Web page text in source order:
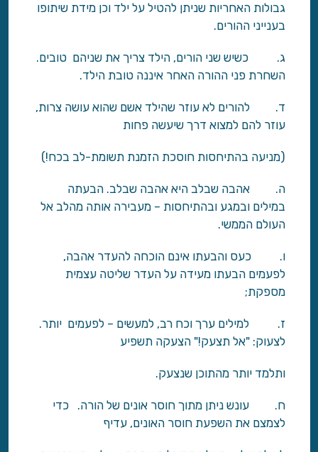
גבולות האחריות שניתן להטיל על ילד וכן מידת שיתופו
בענייני ההורים.
ג. כשיש שני הורים, הילד צריך את שניהם טובים.
השחרת פני ההורה האחר איננה טובת הילד.
ד. להורים לא עוזר שהילד אשם שהוא עושה צרות,
עוזר להם למצוא דרך שיעשה פחות
(מניעה בהתיחסות חוסכת הזמנת תשומת-לב בכח!)
ה. אהבה שבלב היא אהבה שבלב. הבעתה
במילים ובמגע ובהתיחסות – מעבירה אותה מהלב אל
העולם הממשי.
ו. כעס והבעתו אינם הוכחה להעדר אהבה,
לפעמים הבעתו מעידה על העדר שליטה עצמית
מספקת;
ז. למילים ערך וכח רב, למעשים – לפעמים יותר.
לצעוק: "אל תצעק!" הצעקה תשפיע
ותלמד יותר מהתוכן שנצעק.
ח. עונש ניתן מתוך חוסר אונים של הורה. כדי
לצמצם את השפעת חוסר האונים, עדיף